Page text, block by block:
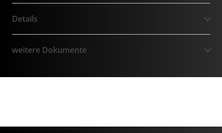
Details
weitere Dokumente